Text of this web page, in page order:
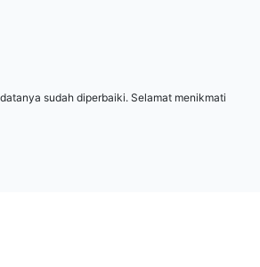
sudah diperbaiki. Selamat menikmati